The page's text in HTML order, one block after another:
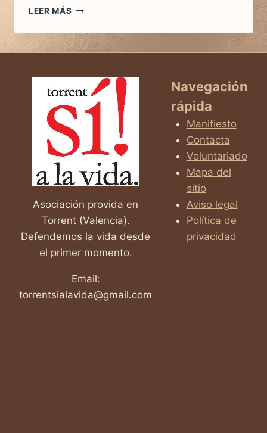
LEER MÁS TENGO
DE
VALE
LA
PENA
VIVIRLA.
Asociación provida en
Torrent (Valencia).
Defendemos la vida desde
el primer momento.
Email:
torrentsialavida@gmail.com
Navegación
rápida
Manifiesto
Contacta
Voluntariado
Mapa del
sitio
Aviso legal
Política de
privacidad